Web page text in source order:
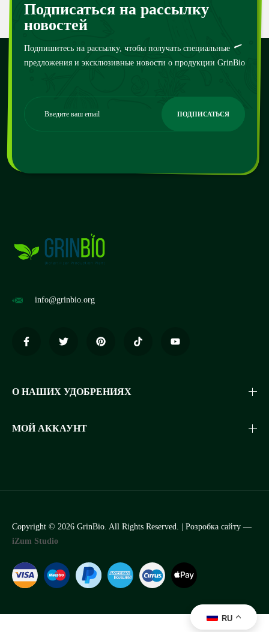
Подписаться на рассылку
новостей
Подпишитесь на рассылку, чтобы получать специальные
предложения и эксклюзивные новости о продукции GrinBio
info@grinbio.org
О НАШИХ УДОБРЕНИЯХ
МОЙ АККАУНТ
Copyright © 2026 GrinBio. All Rights Reserved. | Розробка сайту —
iZum Studio
RU